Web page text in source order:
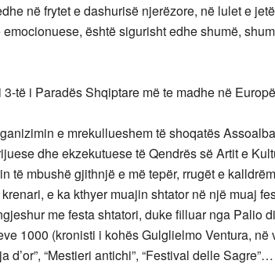
në frytet e dashurisë njerëzore, në lulet e
është sigurisht edhe shumë,
të i Paradës Shqiptare më te madhe në
e mrekullueshem të shoqatës
dhe ekzekutuese të Qendrës së Artit e
të mbushë gjithnjë e më tepër, rrugët e
e ka kthyer muajin shtator në një muaj
me festa shtatori, duke filluar nga Palio
1000 (kronisti i kohës Gulglielmo Ventura, në
d’or”, “Mestieri antichi”, “Festival delle